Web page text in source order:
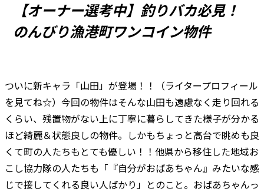
【オーナー選考中】釣りバカ必見！
のんびり漁港町ワンコイン物件
ついに新キャラ「山田」が登場！！（ライタープロフィール
を見てね☆）今回の物件はそんな山田も遠慮なく走り回れる
くらい、残置物がない上に丁寧に暮らしてきた様子が分かる
ほど綺麗＆状態良しの物件。しかもちょっと高台で眺めも良
くて町の人たちもとても優しい！！他県から移住した地域お
こし協力隊の人たちも「『自分がおばあちゃん』みたいな感
じで接してくれる良い人ばかり」とのこと。おばあちゃんっ